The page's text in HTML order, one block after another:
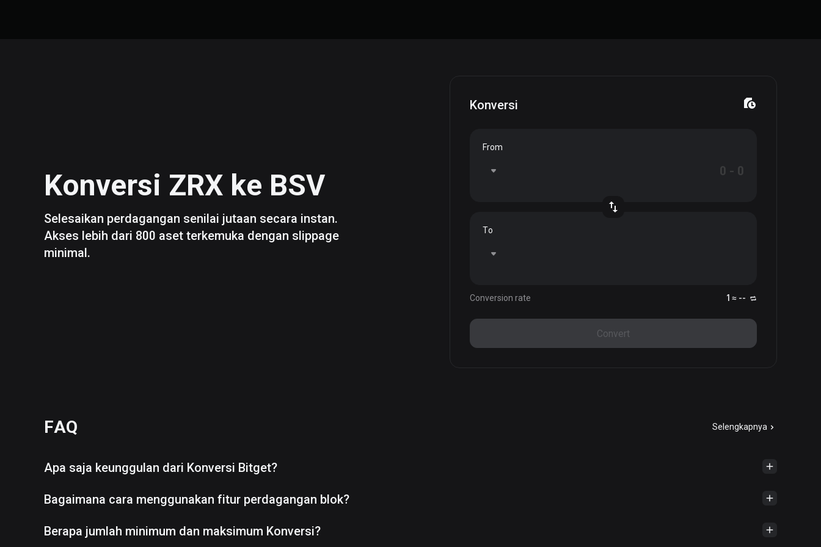
Konversi ZRX ke BSV
Selesaikan perdagangan senilai jutaan secara instan.
Akses lebih dari 800 aset terkemuka dengan slippage
minimal.
Konversi
From
To
Conversion rate 1 ≈ --
Convert
FAQ Selengkapnya
Apa saja keunggulan dari Konversi Bitget?
Bagaimana cara menggunakan fitur perdagangan blok?
Berapa jumlah minimum dan maksimum Konversi?